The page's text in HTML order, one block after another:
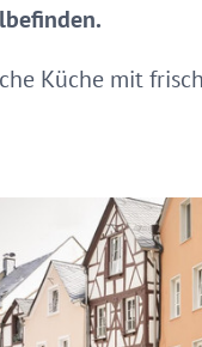
Küche mit